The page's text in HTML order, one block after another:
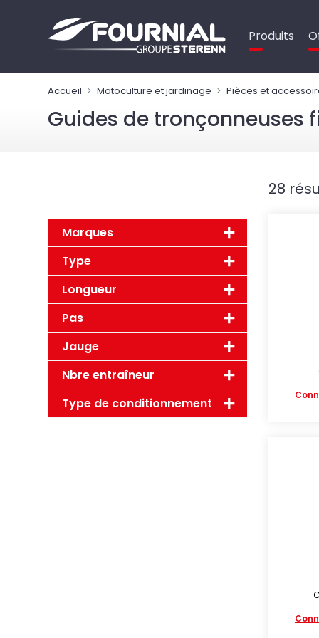
Produits
Accueil Motoculture et jardinage Pièces et
Guides de tronçonneuses
Marques
Type
Longueur
Pas
Jauge
Nbre entraîneur
Type de conditionnement
28